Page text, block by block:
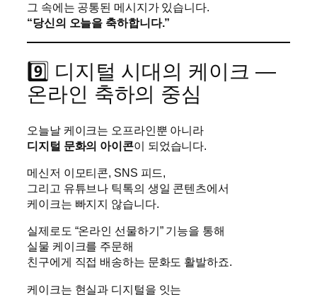
그 속에는 공통된 메시지가 있습니다.
“당신의 오늘을 축하합니다.”
9️⃣ 디지털 시대의 케이크 —
온라인 축하의 중심
오늘날 케이크는 오프라인뿐 아니라
디지털 문화의 아이콘이 되었습니다.
메신저 이모티콘, SNS 피드,
그리고 유튜브나 틱톡의 생일 콘텐츠에서
케이크는 빠지지 않습니다.
실제로도 “온라인 선물하기” 기능을 통해
실물 케이크를 주문해
친구에게 직접 배송하는 문화도 활발하죠.
케이크는 현실과 디지털을 잇는